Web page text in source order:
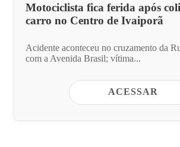
Motociclista fica ferida após
carro no Centro de Ivaiporã
Acidente aconteceu no cruzamento da
com a Avenida Brasil; vítima...
ACESSAR